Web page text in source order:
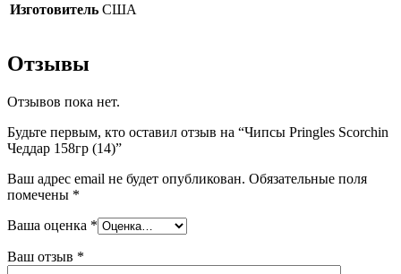
Изготовитель США
Отзывы
Отзывов пока нет.
Будьте первым, кто оставил отзыв на “Чипсы Pringles Scorchin
Чеддар 158гр (14)”
Ваш адрес email не будет опубликован. Обязательные поля
помечены *
Ваша оценка *
Ваш отзыв *